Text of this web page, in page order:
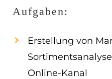
Aufgaben:
Erstellung von
Online-Kanal